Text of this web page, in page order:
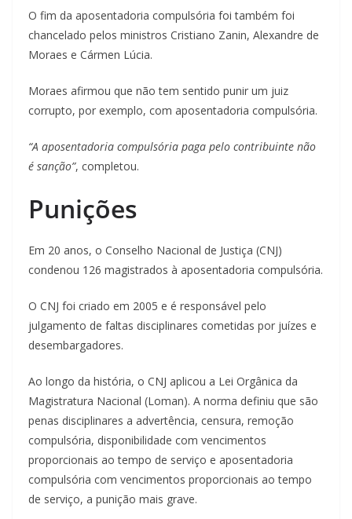
O fim da aposentadoria compulsória foi também foi
chancelado pelos ministros Cristiano Zanin, Alexandre de
Moraes e Cármen Lúcia.
Moraes afirmou que não tem sentido punir um juiz
corrupto, por exemplo, com aposentadoria compulsória.
“A aposentadoria compulsória paga pelo contribuinte não
é sanção”, completou.
Punições
Em 20 anos, o Conselho Nacional de Justiça (CNJ)
condenou 126 magistrados à aposentadoria compulsória.
O CNJ foi criado em 2005 e é responsável pelo
julgamento de faltas disciplinares cometidas por juízes e
desembargadores.
Ao longo da história, o CNJ aplicou a Lei Orgânica da
Magistratura Nacional (Loman). A norma definiu que são
penas disciplinares a advertência, censura, remoção
compulsória, disponibilidade com vencimentos
proporcionais ao tempo de serviço e aposentadoria
compulsória com vencimentos proporcionais ao tempo
de serviço, a punição mais grave.